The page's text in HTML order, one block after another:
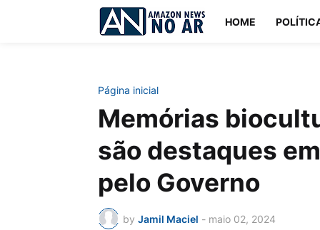
HOME
Página inicial
Memórias
são destaques
pelo Governo
by Jamil Maciel - maio 02, 2024